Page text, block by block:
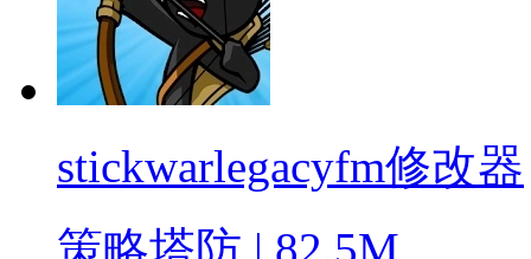
stickwarlegacyfm修改器
策略塔防 | 82.5M